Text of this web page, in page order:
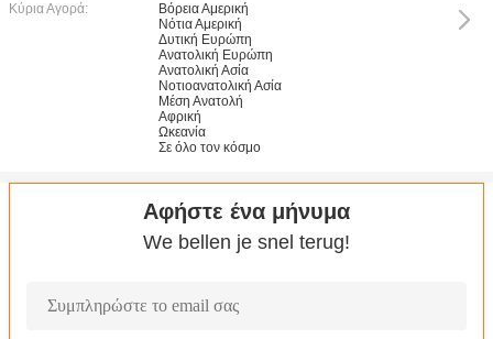
Κύρια Αγορά:
Βόρεια Αμερική
Νότια Αμερική
Δυτική Ευρώπη
Ανατολική Ευρώπη
Ανατολική Ασία
Νοτιοανατολική Ασία
Μέση Ανατολή
Αφρική
Ωκεανία
Σε όλο τον κόσμο
Αφήστε ένα μήνυμα
We bellen je snel terug!